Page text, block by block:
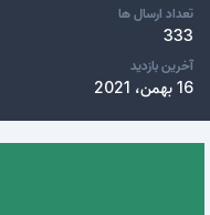
تعداد ارسال ها
333
آخرین بازدید
16 بهمن، 2021